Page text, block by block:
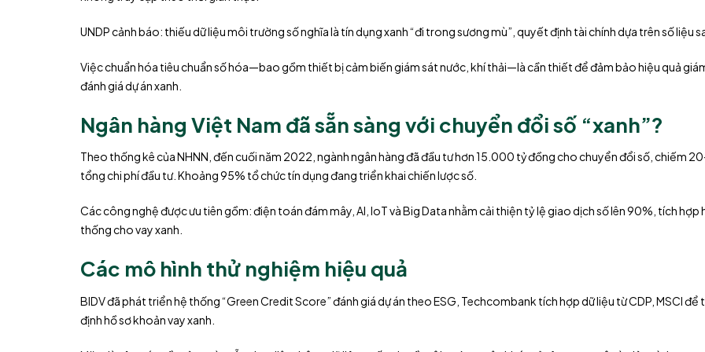
UNDP cảnh báo: thiếu dữ liệu môi trường số nghĩa là tín dụng xanh “đi trong sương mù”, quyết định tài chính dựa trên số liệu
Việc chuẩn hóa tiêu chuẩn số hóa—bao gồm thiết bị cảm biến giám sát nước, khí thải—là cần thiết để đảm bảo hiệu quả
đánh giá dự án xanh.
Ngân hàng Việt Nam đã sẵn sàng với chuyển đổi số “xanh”?
Theo thống kê của NHNN, đến cuối năm 2022, ngành ngân hàng đã đầu tư hơn 15.000 tỷ đồng cho chuyển đổi số, chiếm
tổng chi phí đầu tư. Khoảng 95% tổ chức tín dụng đang triển khai chiến lược số.
Các công nghệ được ưu tiên gồm: điện toán đám mây, AI, IoT và Big Data nhằm cải thiện tỷ lệ giao dịch số lên 90%, tích hợp
thống cho vay xanh.
Các mô hình thử nghiệm hiệu quả
BIDV đã phát triển hệ thống “Green Credit Score” đánh giá dự án theo ESG, Techcombank tích hợp dữ liệu từ CDP, MSCI để
định hồ sơ khoản vay xanh.